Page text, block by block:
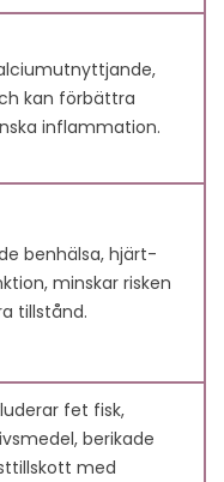
kan förbättra
inflammation.
benhälsa, hjärt-
minskar risken
tillstånd.
fet fisk,
berikade
med